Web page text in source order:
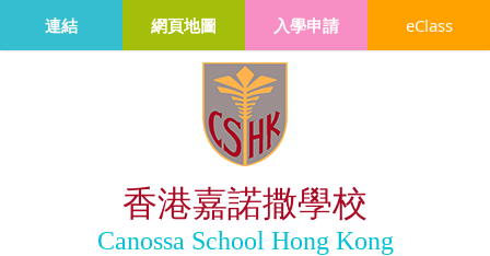
香港嘉諾撒學校
Canossa School Hong Kong
連結 網頁地圖 入學申請 eClass